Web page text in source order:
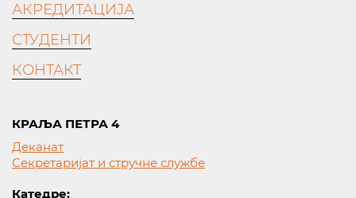
АКРЕДИТАЦИЈА
СТУДЕНТИ
КОНТАКТ
КРАЉА ПЕТРА 4
Деканат
Секретаријат и стручне службе
Катедре: